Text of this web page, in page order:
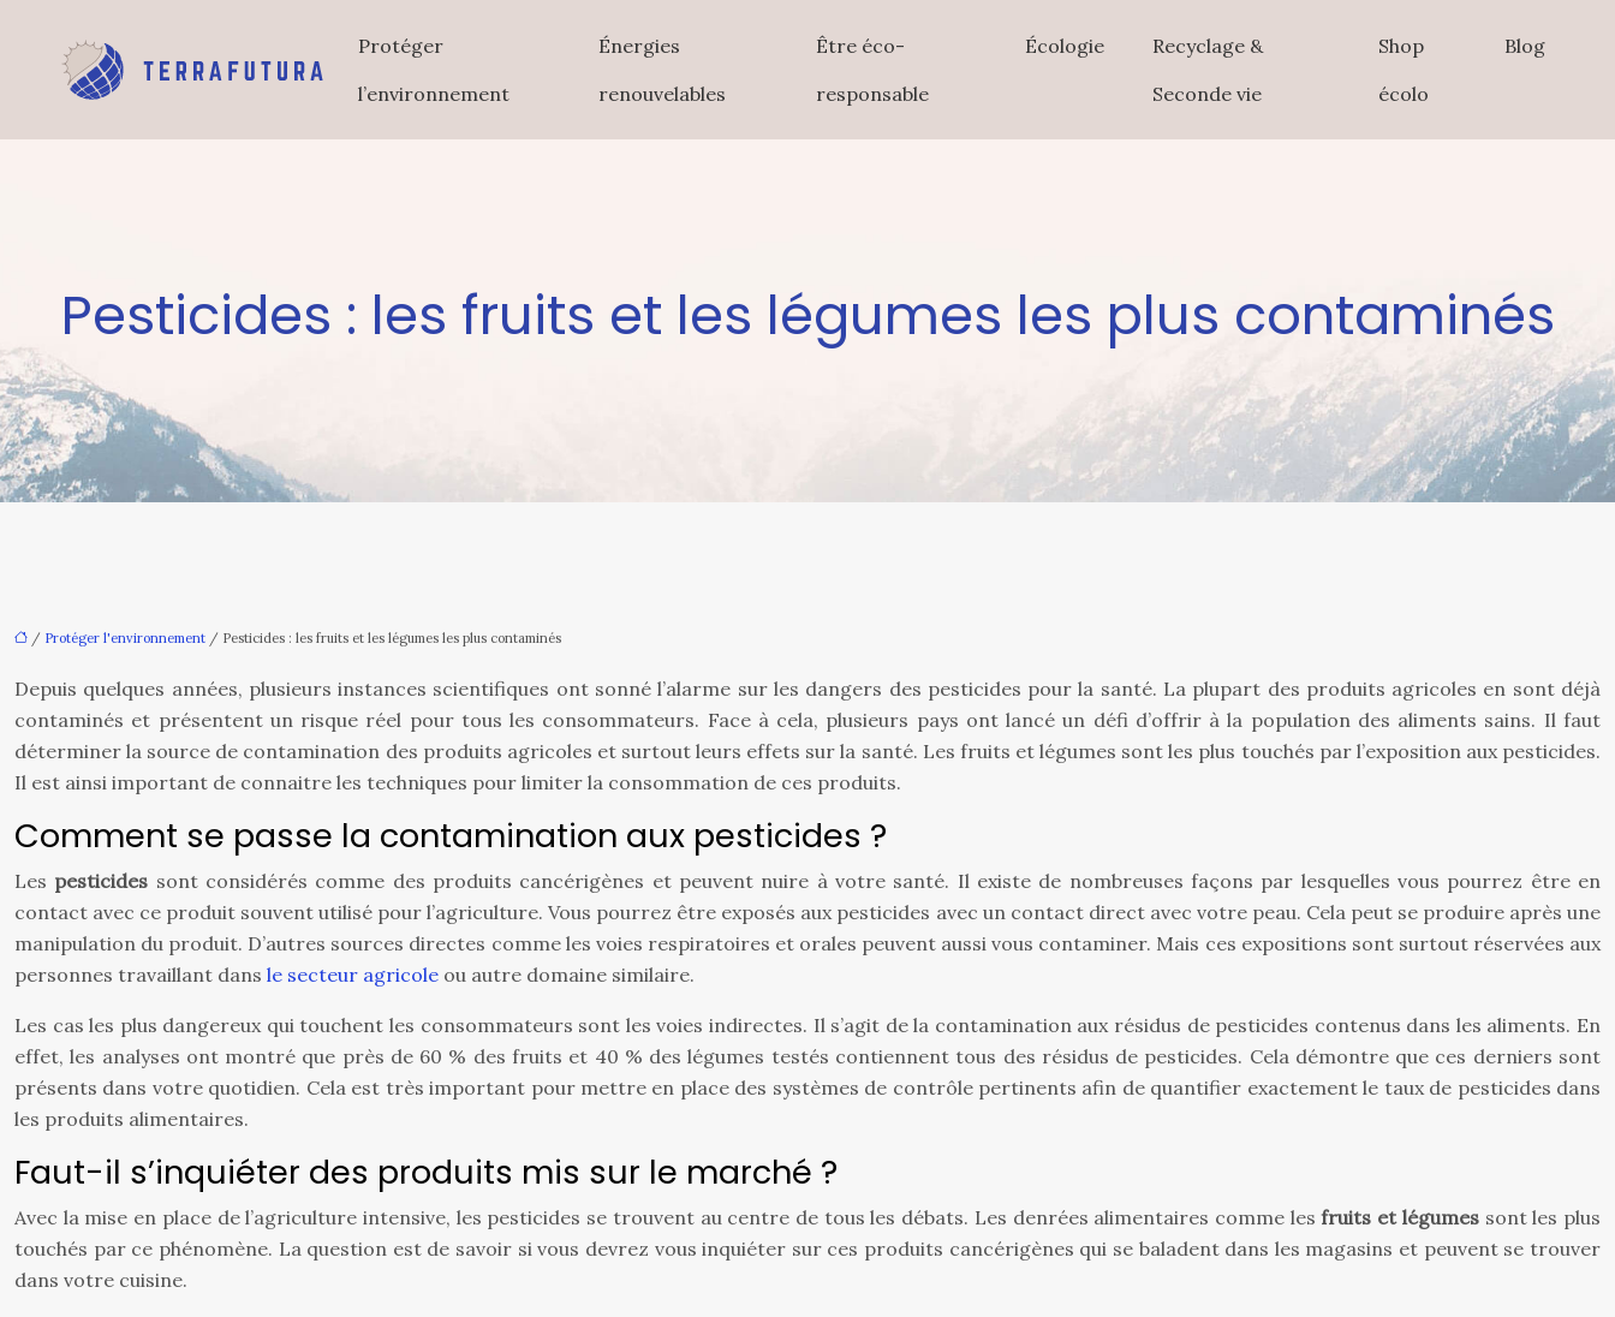
Protéger
l’environnement
Énergies
renouvelables
Être éco-
responsable
Écologie
Recyclage &
Seconde vie
Shop
écolo
Blog
Pesticides : les fruits et les légumes les plus contaminés
/ Protéger l'environnement / Pesticides : les fruits et les légumes les plus contaminés
Depuis quelques années, plusieurs instances scientifiques ont sonné l’alarme sur les dangers des pesticides pour la santé. La plupart des produits agricoles en sont déjà
contaminés et présentent un risque réel pour tous les consommateurs. Face à cela, plusieurs pays ont lancé un défi d’offrir à la population des aliments sains. Il faut
déterminer la source de contamination des produits agricoles et surtout leurs effets sur la santé. Les fruits et légumes sont les plus touchés par l’exposition aux pesticides.
Il est ainsi important de connaitre les techniques pour limiter la consommation de ces produits.
Comment se passe la contamination aux pesticides ?
Les pesticides sont considérés comme des produits cancérigènes et peuvent nuire à votre santé. Il existe de nombreuses façons par lesquelles vous pourrez être en
contact avec ce produit souvent utilisé pour l’agriculture. Vous pourrez être exposés aux pesticides avec un contact direct avec votre peau. Cela peut se produire après une
manipulation du produit. D’autres sources directes comme les voies respiratoires et orales peuvent aussi vous contaminer. Mais ces expositions sont surtout réservées aux
personnes travaillant dans le secteur agricole ou autre domaine similaire.
Les cas les plus dangereux qui touchent les consommateurs sont les voies indirectes. Il s’agit de la contamination aux résidus de pesticides contenus dans les aliments. En
effet, les analyses ont montré que près de 60 % des fruits et 40 % des légumes testés contiennent tous des résidus de pesticides. Cela démontre que ces derniers sont
présents dans votre quotidien. Cela est très important pour mettre en place des systèmes de contrôle pertinents afin de quantifier exactement le taux de pesticides dans
les produits alimentaires.
Faut-il s’inquiéter des produits mis sur le marché ?
Avec la mise en place de l’agriculture intensive, les pesticides se trouvent au centre de tous les débats. Les denrées alimentaires comme lesfruits et légumessont les plus
touchés par ce phénomène. La question est de savoir si vous devrez vous inquiéter sur ces produits cancérigènes qui se baladent dans les magasins et peuvent se trouver
dans votre cuisine.